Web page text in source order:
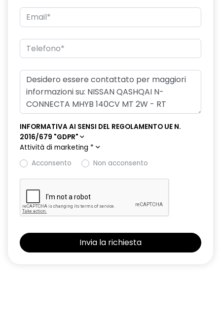
INFORMATIVA AI SENSI DEL REGOLAMENTO UE N.
2016/679 "GDPR"
Attività di marketing *
Acconsento
Non acconsento